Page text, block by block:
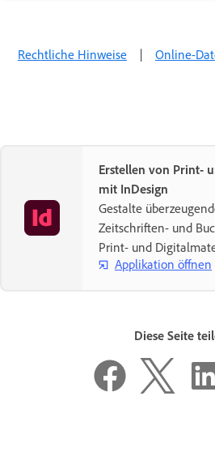
Rechtliche Hinweise | Online-
Erstellen von Print-
mit InDesign
Gestalte
Zeitschriften- und
Print- und
Applikation öffnen
Diese Seite